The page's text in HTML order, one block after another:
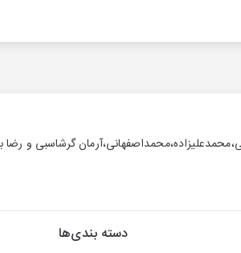
گرشاسبی و
دسته بندی‌ها